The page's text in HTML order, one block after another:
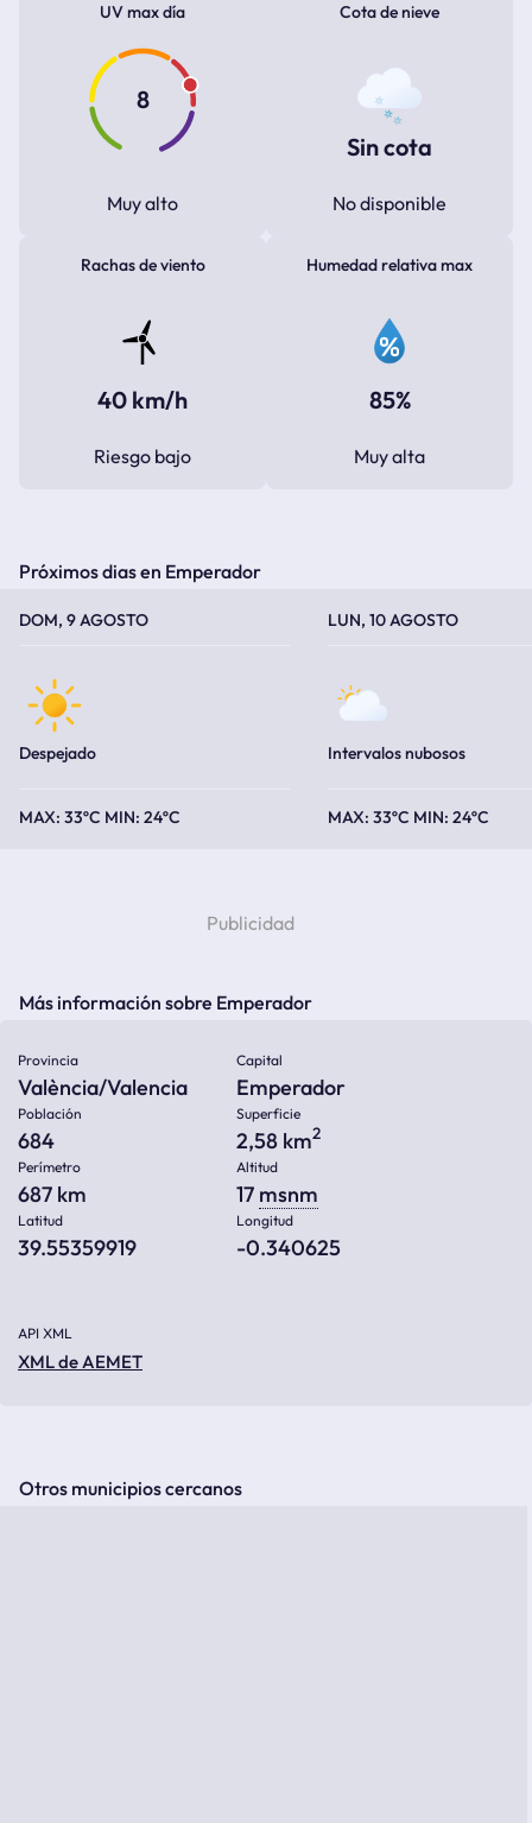
UV max día
8
Muy alto
Cota de nieve
Sin cota
No disponible
Rachas de viento
40 km/h
Riesgo bajo
Humedad relativa max
85%
Muy alta
Próximos dias en Emperador
DOM, 9 AGOSTO
Despejado
33ºC 24ºC
LUN, 10 AGOSTO
Intervalos nubosos
33ºC 24ºC
Más información sobre Emperador
Provincia
València/Valencia
Capital
Emperador
Población
684
Superficie
2,58 km2
Perímetro
687 km
Altitud
17 msnm
Latitud
39.55359919
Longitud
-0.340625
API XML
XML de AEMET
Otros municipios cercanos